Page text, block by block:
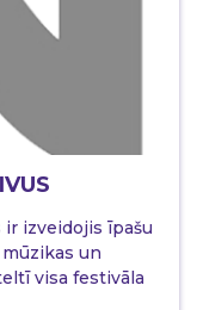
ir izveidojis īpašu
un
visa festivāla